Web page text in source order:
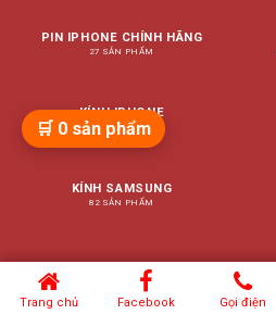
PIN IPHONE CHÍNH HÃNG
27 SẢN PHẨM
KÍNH IPHONE
7 SẢN PHẨM
KÍNH SAMSUNG
82 SẢN PHẨM
Trang chủ Facebook Gọi điện
🛒 0 sản phẩm